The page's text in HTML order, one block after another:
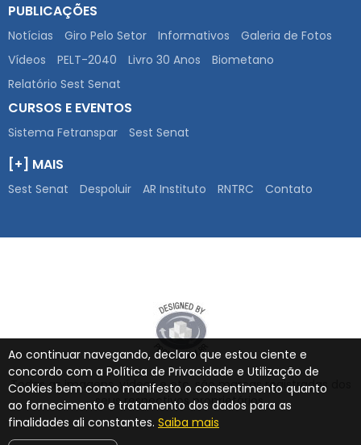
PUBLICAÇÕES
Notícias Giro Pelo Setor Informativos
Galeria de Fotos
Vídeos
PELT-2040 Livro 30 Anos
Biometano
Relatório Sest Senat
CURSOS E EVENTOS
Sistema Fetranspar Sest Senat
[+] MAIS
Sest Senat Despoluir AR Instituto RNTRC Contato
Todas as imagens, vídeos e etc. são marcas registradas dos
seus respectivos proprietários.
Ao continuar navegando, declaro que estou ciente e
concordo com a Política de Privacidade e Utilização de
Cookies bem como manifesto o consentimento quanto
ao fornecimento e tratamento dos dados para as
finalidades ali constantes. Saiba mais